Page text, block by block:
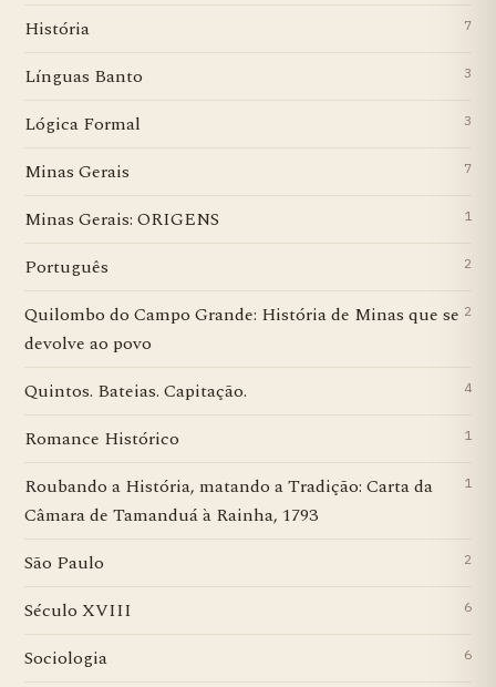
História 7
Línguas Banto 3
Lógica Formal 3
Minas Gerais 7
Minas Gerais: ORIGENS 1
Português 2
Quilombo do Campo Grande: História de Minas que se
devolve ao povo
2
Quintos. Bateias. Capitação. 4
Romance Histórico 1
Roubando a História, matando a Tradição: Carta da
Câmara de Tamanduá à Rainha, 1793
1
São Paulo 2
Século XVIII 6
Sociologia 6